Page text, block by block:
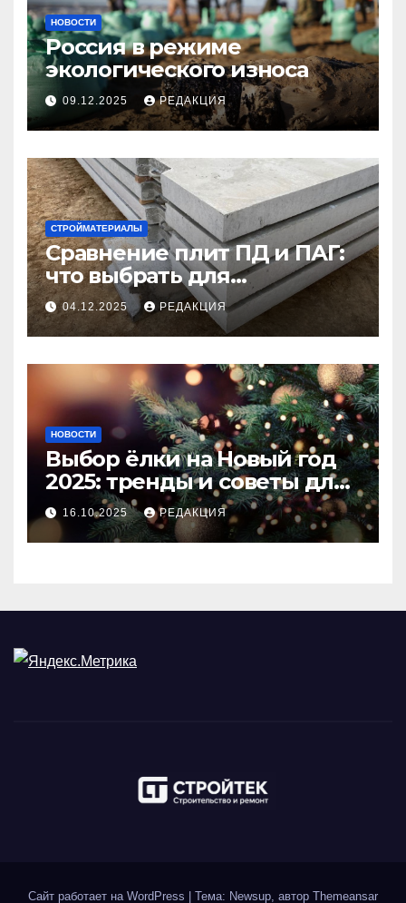
НОВОСТИ
Россия в режиме
экологического износа
09.12.2025 РЕДАКЦИЯ
СТРОЙМАТЕРИАЛЫ
Сравнение плит ПД и ПАГ:
что выбрать для
долговечного и прочного
покрытия
04.12.2025 РЕДАКЦИЯ
НОВОСТИ
Выбор ёлки на Новый год
2025: тренды и советы для
идеального праздника
16.10.2025 РЕДАКЦИЯ
Сайт работает на WordPress Тема: Newsup, автор Themeansar